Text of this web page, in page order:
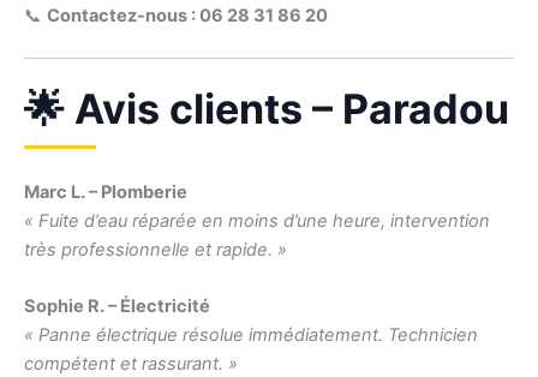
📞 Contactez-nous : 06 28 31 86 20
🌟 Avis clients – Paradou
Marc L. – Plomberie
« Fuite d’eau réparée en moins d’une heure, intervention
très professionnelle et rapide. »
Sophie R. – Électricité
« Panne électrique résolue immédiatement. Technicien
compétent et rassurant. »